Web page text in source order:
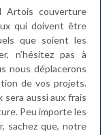
Artois couverture
qui doivent être
que soient les
n’hésitez pas à
nous déplacerons
de vos projets.
aussi aux frais
Peu importe les
sachez que, notre